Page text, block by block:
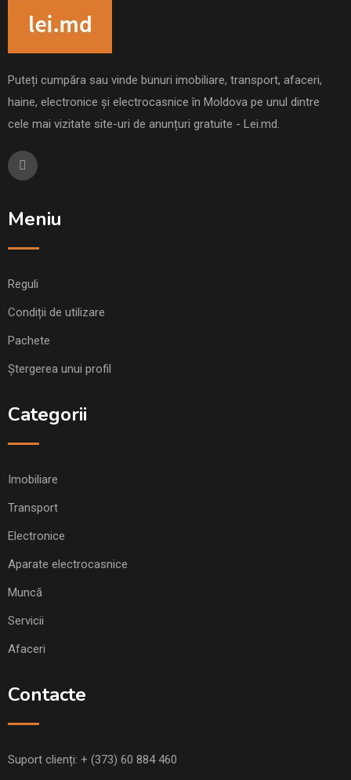
Puteți cumpăra sau vinde bunuri imobiliare, transport, afaceri,
haine, electronice și electrocasnice în Moldova pe unul dintre
cele mai vizitate site-uri de anunțuri gratuite - Lei.md.
Meniu
Reguli
Condiții de utilizare
Pachete
Ștergerea unui profil
Categorii
Imobiliare
Transport
Electronice
Aparate electrocasnice
Muncă
Servicii
Afaceri
Contacte
Suport clienți: + (373) 60 884 460